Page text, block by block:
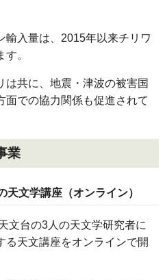
輸入量は、2015年以来チリワ
。
は共に、地震・津波の被害国
面での協力関係も促進されて
業
天文学講座（オンライン）
文台の3人の天文学研究者に
る天文講座をオンラインで開